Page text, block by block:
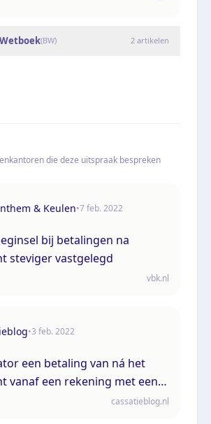
(BW) 2 artikelen
die deze uitspraak bespreken
& Keulen•7 feb. 2022
bij betalingen na
steviger vastgelegd
vbk.nl
•3 feb. 2022
een betaling van ná het
vanaf een rekening met een
cassatieblog.nl